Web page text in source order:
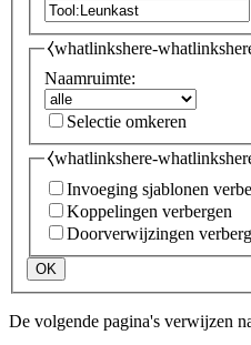
⧼whatlinkshere-
Naamruimte:
Selectie omkeren
⧼whatlinkshere-
Invoeging sjablonen
Koppelingen verbergen
Doorverwijzingen
OK
De volgende pagina's verwijzen